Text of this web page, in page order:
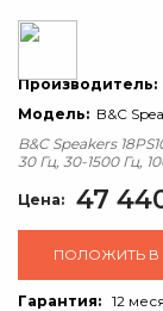
Производитель:
Модель: B&C
B&C Speakers
30 Гц, 30-1500 Гц,
Цена: 47
ПОЛОЖИТЬ В
Гарантия: 12